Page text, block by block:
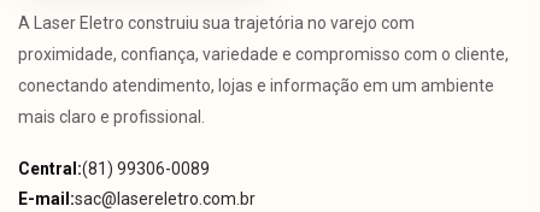
A Laser Eletro construiu sua trajetória no varejo com
proximidade, confiança, variedade e compromisso com o cliente,
conectando atendimento, lojas e informação em um ambiente
mais claro e profissional.
Central:(81) 99306-0089
E-mail:sac@lasereletro.com.br